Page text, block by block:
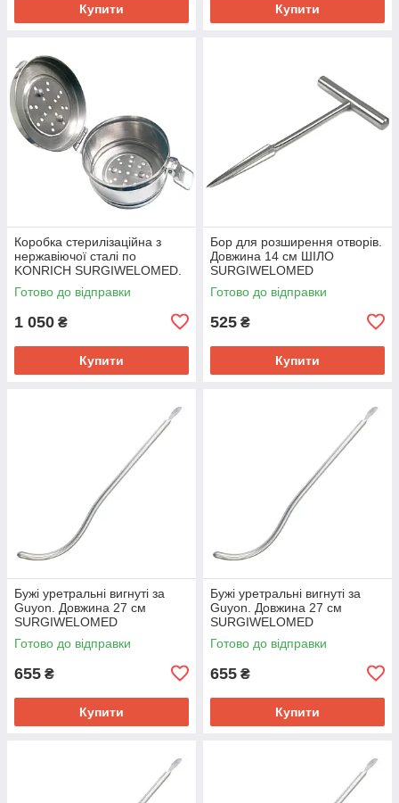
Купити Купити
Коробка стерилізаційна з
нержавіючої сталі по
KONRICH SURGIWELOMED.
Діаметр 125 мм , висота 80
мм (з фільтром)
Готово до відправки
1 050 ₴
Купити
Бор для розширення отворів.
Довжина 14 см ШІЛО
SURGIWELOMED
Готово до відправки
525 ₴
Купити
Бужі уретральні вигнуті за
Guyon. Довжина 27 см
SURGIWELOMED
Готово до відправки
655 ₴
Купити
Бужі уретральні вигнуті за
Guyon. Довжина 27 см
SURGIWELOMED
Готово до відправки
655 ₴
Купити